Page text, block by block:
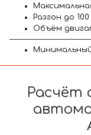
Разгон до
Объём
Расчёт